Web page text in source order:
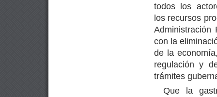
todos los
los recursos
Administración
con la
de la
regulación y
trámites
Que la